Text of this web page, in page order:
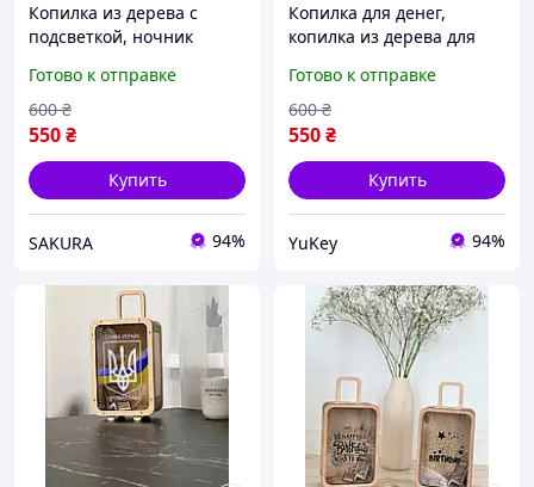
Копилка из дерева с
подсветкой, ночник
рождения, копилка из
дерева
Готово к отправке
550₴
600 ₴
Купить
SAKURA 94%
Копилка для денег,
копилка из дерева для
Готово к отправке
550₴
600 ₴
Купить
YuKey 94%